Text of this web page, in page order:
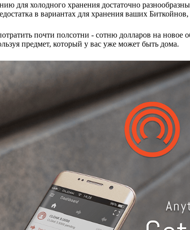
для холодного хранения достаточно
в вариантах для хранения ваших
почти полсотни - сотню долларов на новое
предмет, который у вас уже может быть дома.